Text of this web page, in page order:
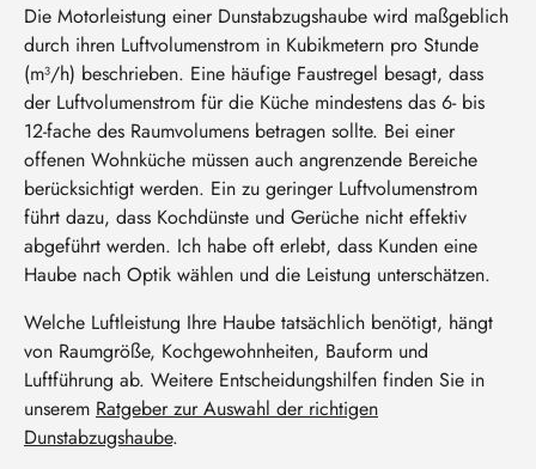
Die Motorleistung einer Dunstabzugshaube wird maßgeblich
durch ihren Luftvolumenstrom in Kubikmetern pro Stunde
(m³/h) beschrieben. Eine häufige Faustregel besagt, dass
der Luftvolumenstrom für die Küche mindestens das 6- bis
12-fache des Raumvolumens betragen sollte. Bei einer
offenen Wohnküche müssen auch angrenzende Bereiche
berücksichtigt werden. Ein zu geringer Luftvolumenstrom
führt dazu, dass Kochdünste und Gerüche nicht effektiv
abgeführt werden. Ich habe oft erlebt, dass Kunden eine
Haube nach Optik wählen und die Leistung unterschätzen.
Welche Luftleistung Ihre Haube tatsächlich benötigt, hängt
von Raumgröße, Kochgewohnheiten, Bauform und
Luftführung ab. Weitere Entscheidungshilfen finden Sie in
unserem Ratgeber zur Auswahl der richtigen
Dunstabzugshaube.